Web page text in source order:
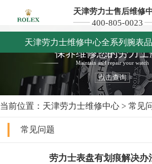
天津劳力士售后维修
400-805-0023
天津劳力士维修中心全系列腕表
保养维修您的劳力士
Maintain and repair your watch
点击查询
当前位置： 天津劳力士维修中心 > 常见
常见问题
劳力士表盘有划痕解决办